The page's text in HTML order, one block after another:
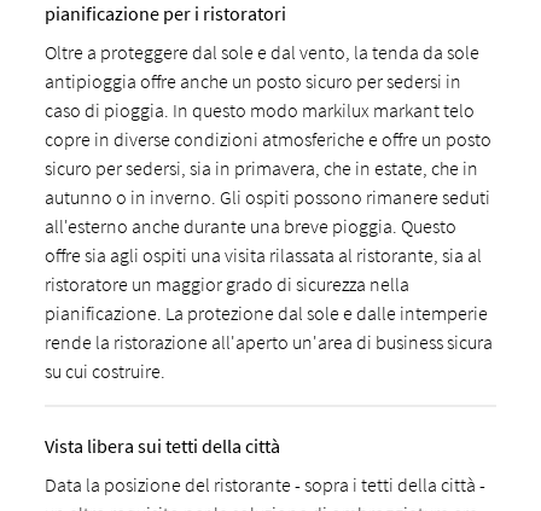
pianificazione per i ristoratori
Oltre a proteggere dal sole e dal vento, la tenda da sole
antipioggia offre anche un posto sicuro per sedersi in
caso di pioggia. In questo modo markilux markant telo
copre in diverse condizioni atmosferiche e offre un posto
sicuro per sedersi, sia in primavera, che in estate, che in
autunno o in inverno. Gli ospiti possono rimanere seduti
all'esterno anche durante una breve pioggia. Questo
offre sia agli ospiti una visita rilassata al ristorante, sia al
ristoratore un maggior grado di sicurezza nella
pianificazione. La protezione dal sole e dalle intemperie
rende la ristorazione all'aperto un'area di business sicura
su cui costruire.
Vista libera sui tetti della città
Data la posizione del ristorante - sopra i tetti della città -